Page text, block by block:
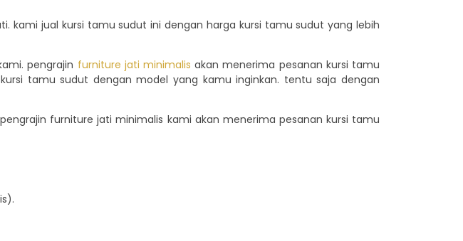
kami jual kursi tamu sudut ini dengan harga kursi tamu sudut yang lebih
pengrajin furniture jati minimalis akan menerima pesanan kursi tamu
tamu sudut dengan model yang kamu inginkan. tentu saja dengan
furniture jati minimalis kami akan menerima pesanan kursi tamu